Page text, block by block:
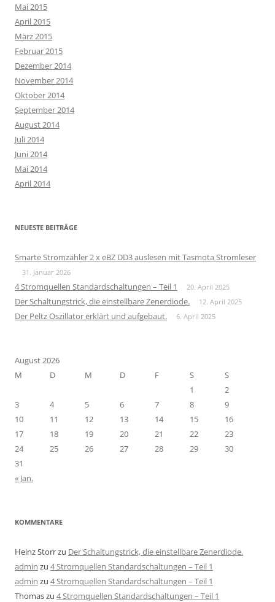
Mai 2015
April 2015
März 2015
Februar 2015
Dezember 2014
November 2014
Oktober 2014
September 2014
August 2014
Juli 2014
Juni 2014
Mai 2014
April 2014
NEUESTE BEITRÄGE
Smarte Stromzähler 2 x eBZ DD3 auslesen mit Tasmota Stromleser
31. Januar 2026
4 Stromquellen Standardschaltungen – Teil 1 20. April 2025
Der Schaltungstrick, die einstellbare Zenerdiode. 12. April 2025
Der Peltz Oszillator erklärt und aufgebaut. 6. April 2025
August 2026
M
D M D F S
S
1
2
3
4 5 6 7 8
9
10
11 12 13 14 15
16
17
18 19 20 21 22
23
24
25 26 27 28 29
30
31
« Jan.
KOMMENTARE
Heinz Storrzu Der Schaltungstrick, die einstellbare Zenerdiode.
admin zu 4 Stromquellen Standardschaltungen – Teil 1
admin zu 4 Stromquellen Standardschaltungen – Teil 1
Thomaszu 4 Stromquellen Standardschaltungen – Teil 1